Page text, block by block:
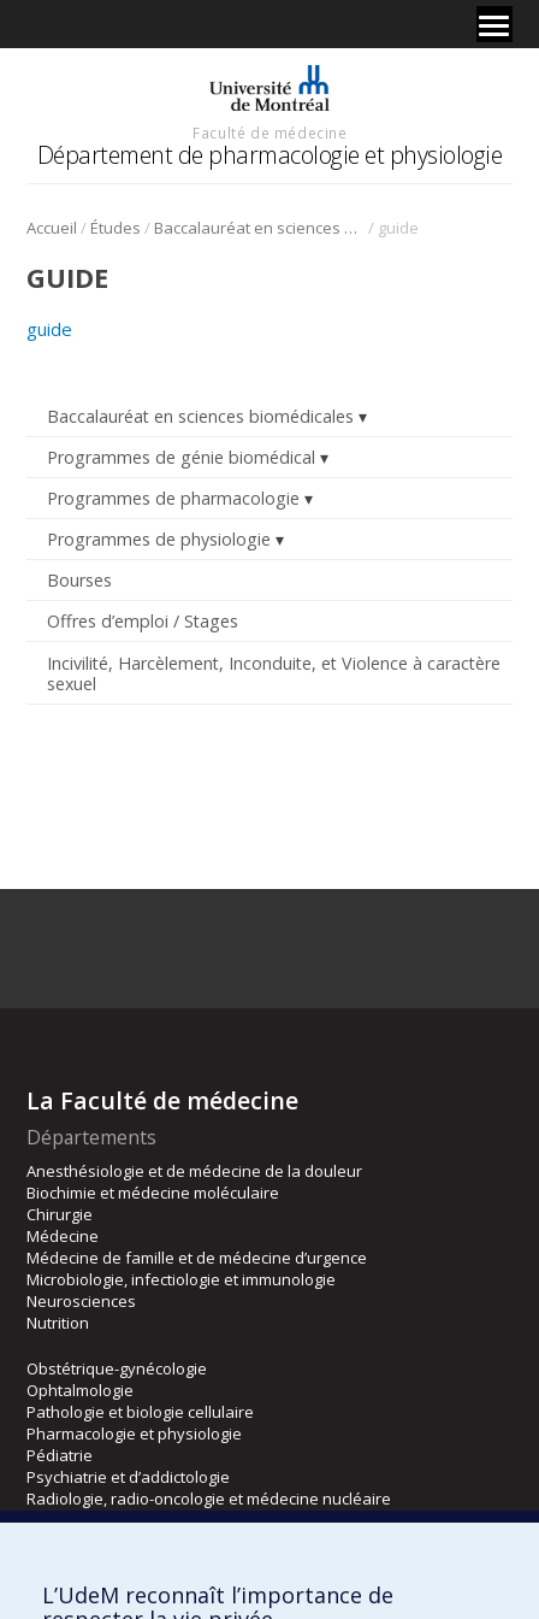
Faculté de médecine
Département de pharmacologie et physiologie
Accueil / Études / Baccalauréat en sciences biomédicales / guide
Baccalauréat en sciences biomédicales
Programmes de génie biomédical
Programmes de pharmacologie
Programmes de physiologie
Bourses
Offres d’emploi / Stages
Incivilité, Harcèlement, Inconduite, et Violence à caractère
sexuel
GUIDE
guide
La Faculté de médecine
Départements
Anesthésiologie et de médecine de la douleur
Biochimie et médecine moléculaire
Chirurgie
Médecine
Médecine de famille et de médecine d’urgence
Microbiologie, infectiologie et immunologie
Neurosciences
Nutrition
Obstétrique-gynécologie
Ophtalmologie
Pathologie et biologie cellulaire
Pharmacologie et physiologie
Pédiatrie
Psychiatrie et d’addictologie
Radiologie, radio-oncologie et médecine nucléaire
Kinésiologie et des sciences de l’activité physique
L’UdeM reconnaît l’importance de